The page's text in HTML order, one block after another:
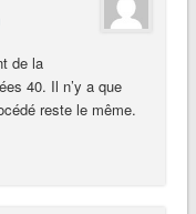
de la
40. Il n’y a que
reste le même.